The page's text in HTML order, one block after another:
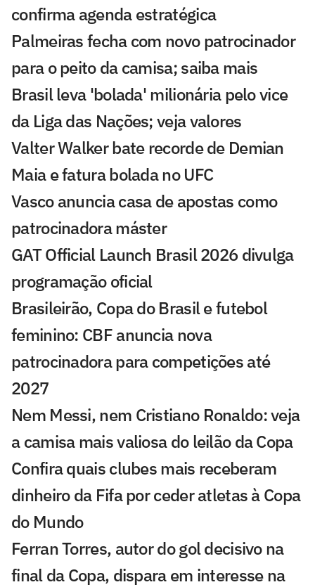
confirma agenda estratégica
Palmeiras fecha com novo patrocinador
para o peito da camisa; saiba mais
Brasil leva 'bolada' milionária pelo vice
da Liga das Nações; veja valores
Valter Walker bate recorde de Demian
Maia e fatura bolada no UFC
Vasco anuncia casa de apostas como
patrocinadora máster
GAT Official Launch Brasil 2026 divulga
programação oficial
Brasileirão, Copa do Brasil e futebol
feminino: CBF anuncia nova
patrocinadora para competições até
2027
Nem Messi, nem Cristiano Ronaldo: veja
a camisa mais valiosa do leilão da Copa
Confira quais clubes mais receberam
dinheiro da Fifa por ceder atletas à Copa
do Mundo
Ferran Torres, autor do gol decisivo na
final da Copa, dispara em interesse na